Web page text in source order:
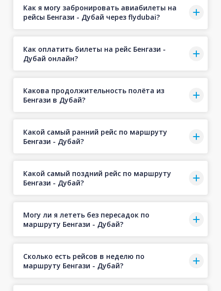
Как я могу забронировать авиабилеты на
рейсы Бенгази - Дубай через flydubai?
Как оплатить билеты на рейс Бенгази -
Дубай онлайн?
Какова продолжительность полёта из
Бенгази в Дубай?
Какой самый ранний рейс по маршруту
Бенгази - Дубай?
Какой самый поздний рейс по маршруту
Бенгази - Дубай?
Могу ли я лететь без пересадок по
маршруту Бенгази - Дубай?
Сколько есть рейсов в неделю по
маршруту Бенгази - Дубай?